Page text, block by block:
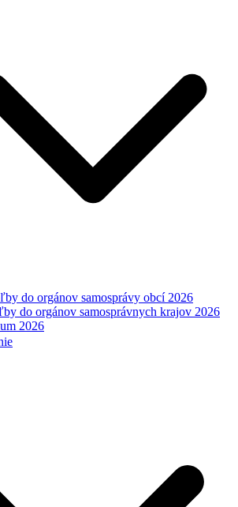
do orgánov samosprávy obcí 2026
do orgánov samosprávnych krajov 2026
2026